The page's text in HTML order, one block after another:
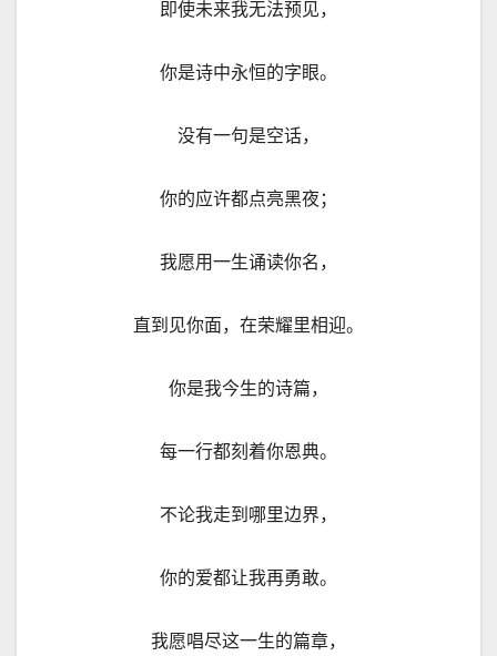
即使未来我无法预见，
你是诗中永恒的字眼。
没有一句是空话，
你的应许都点亮黑夜；
我愿用一生诵读你名，
直到见你面，在荣耀里相迎。
你是我今生的诗篇，
每一行都刻着你恩典。
不论我走到哪里边界，
你的爱都让我再勇敢。
我愿唱尽这一生的篇章，